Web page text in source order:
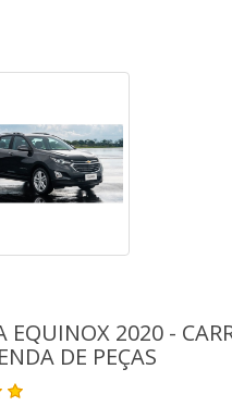
EQUINOX 2020 -
DE PEÇAS